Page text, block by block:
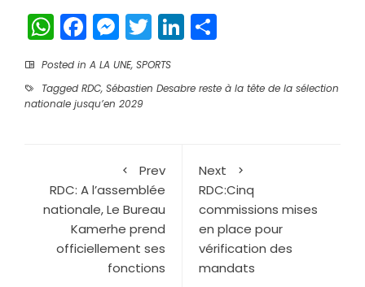
WhatsApp
Facebook
Messenger
TwitterLinkedIn
Posted in A LA UNE, SPORTS
Tagged RDC, Sébastien Desabre reste à la tête de la sélection
nationale jusqu’en 2029
Prev
RDC: A l’assemblée
nationale, Le Bureau
Kamerhe prend
officiellement ses
fonctions
Next
RDC:Cinq
commissions mises
en place pour
vérification des
mandats